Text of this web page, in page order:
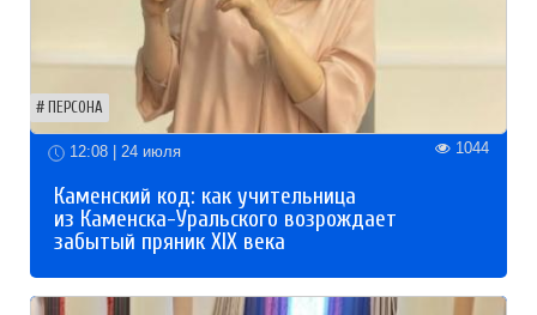
ПЕРСОНА
12:08 | 24 июля 1044
Каменский код: как учительница
из Каменска-Уральского возрождает
забытый пряник XIX века